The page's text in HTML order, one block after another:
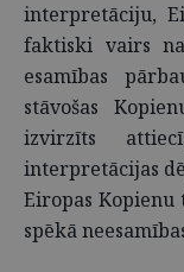
interpretāciju,
faktiski vairs
esamības
stāvošas
izvirzīts
interpretācijas
Eiropas Kopienu
spēkā